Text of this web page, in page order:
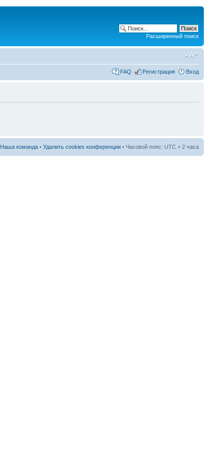
Расширенный поиск
FAQ Регистрация Вход
Наша команда • Удалить cookies конференции • Часовой пояс: UTC + 2 часа